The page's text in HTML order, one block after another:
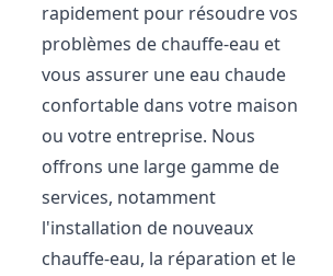
rapidement pour résoudre vos
problèmes de chauffe-eau et
vous assurer une eau chaude
confortable dans votre maison
ou votre entreprise. Nous
offrons une large gamme de
services, notamment
l'installation de nouveaux
chauffe-eau, la réparation et le